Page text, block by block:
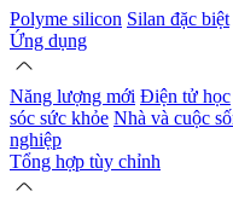
Polyme silicon Silan đặc biệt
Ứng dụng
Năng lượng mới Điện tử học
sóc sức khỏe Nhà và cuộc
nghiệp
Tổng hợp tùy chỉnh